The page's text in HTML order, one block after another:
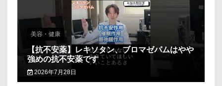
美容・健康
【抗不安薬】レキソタン、ブロマゼパムはやや
強めの抗不安薬です
2026年7月28日